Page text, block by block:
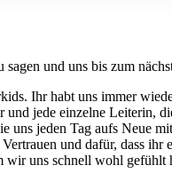
und uns bis zum
Ihr habt uns immer
jede einzelne Leiterin,
uns jeden Tag aufs Neue
und dafür, dass ihr
uns schnell wohl gefühlt